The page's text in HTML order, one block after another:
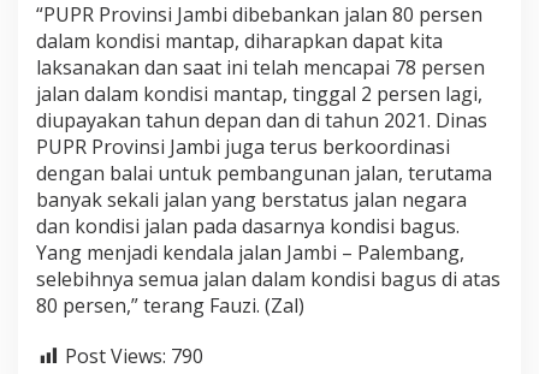
“PUPR Provinsi Jambi dibebankan jalan 80 persen
dalam kondisi mantap, diharapkan dapat kita
laksanakan dan saat ini telah mencapai 78 persen
jalan dalam kondisi mantap, tinggal 2 persen lagi,
diupayakan tahun depan dan di tahun 2021. Dinas
PUPR Provinsi Jambi juga terus berkoordinasi
dengan balai untuk pembangunan jalan, terutama
banyak sekali jalan yang berstatus jalan negara
dan kondisi jalan pada dasarnya kondisi bagus.
Yang menjadi kendala jalan Jambi – Palembang,
selebihnya semua jalan dalam kondisi bagus di atas
80 persen,” terang Fauzi. (Zal)
Post Views: 790